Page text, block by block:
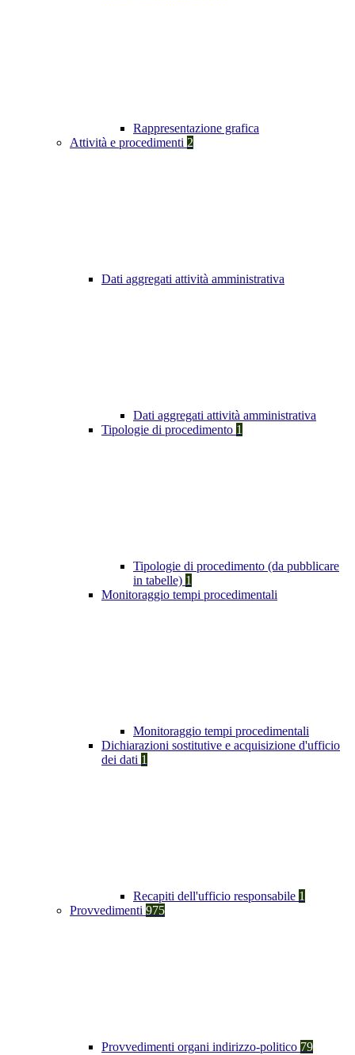
Rappresentazione grafica
Attività e procedimenti 2
Dati aggregati attività amministrativa
Dati aggregati attività amministrativa
Tipologie di procedimento 1
Tipologie di procedimento (da pubblicare
in tabelle) 1
Monitoraggio tempi procedimentali
Monitoraggio tempi procedimentali
Dichiarazioni sostitutive e acquisizione d'ufficio
dei dati 1
Recapiti dell'ufficio responsabile 1
Provvedimenti 975
Provvedimenti organi indirizzo-politico 79